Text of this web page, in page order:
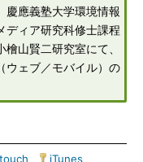
慶應義塾大学環境情報
ディア研究科修士課程
山賢二研究室にて、
ウェブ／モバイル）の
iTunes